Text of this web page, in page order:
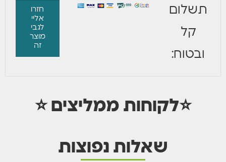
תשלום
קל
ובטוח:
חזרו
אליי
לגבי
מוצר
זה
⭐לקוחות ממליצים ⭐
שאלות נפוצות